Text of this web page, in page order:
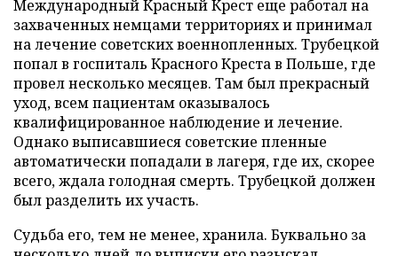
Международный Красный Крест еще работал на
захваченных немцами территориях и принимал
на лечение советских военнопленных. Трубецкой
попал в госпиталь Красного Креста в Польше, где
провел несколько месяцев. Там был прекрасный
уход, всем пациентам оказывалось
квалифицированное наблюдение и лечение.
Однако выписавшиеся советские пленные
автоматически попадали в лагеря, где их, скорее
всего, ждала голодная смерть. Трубецкой должен
был разделить их участь.
Судьба его, тем не менее, хранила. Буквально за